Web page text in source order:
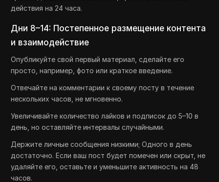
действия на 24 часа.
Дни 8–14: Постепенное размещение контента
и взаимодействие
Опубликуйте свой первый материал, сделайте его
просто, например, фото или краткое введение.
Отвечайте на комментарии к своему посту в течение
нескольких часов, не мгновенно.
Увеличивайте количество лайков и подписок до 5–10 в
день, но оставляйте интервалы случайными.
Держите личные сообщения низкими; Одного в день
достаточно. Если ваш пост будет помечен или скрыт, не
удаляйте его, оставьте и уменьшите активность на 48
часов.